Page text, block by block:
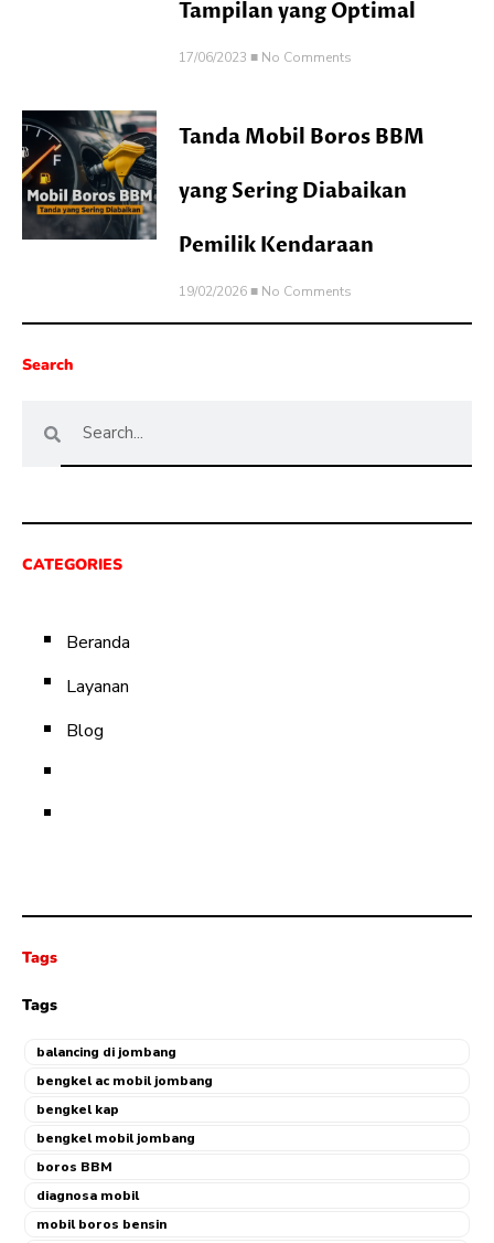
Tampilan yang Optimal
17/06/2023 No Comments
Tanda Mobil Boros BBM
yang Sering Diabaikan
Pemilik Kendaraan
19/02/2026 No Comments
Search
CATEGORIES
Beranda
Layanan
Blog
Tags
Tags
balancing di jombang
bengkel ac mobil jombang
bengkel kap
bengkel mobil jombang
boros BBM
diagnosa mobil
mobil boros bensin